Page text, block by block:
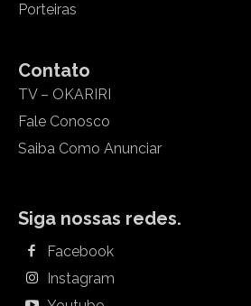
Porteiras
Contato
TV – OKARIRI
Fale Conosco
Saiba Como Anunciar
Siga nossas redes.
Facebook
Instagram